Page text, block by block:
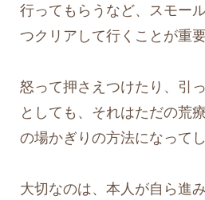
行ってもらうなど、スモー
つクリアして行くことが重要
怒って押さえつけたり、引
としても、それはただの荒
の場かぎりの方法になってし
大切なのは、本人が自ら進